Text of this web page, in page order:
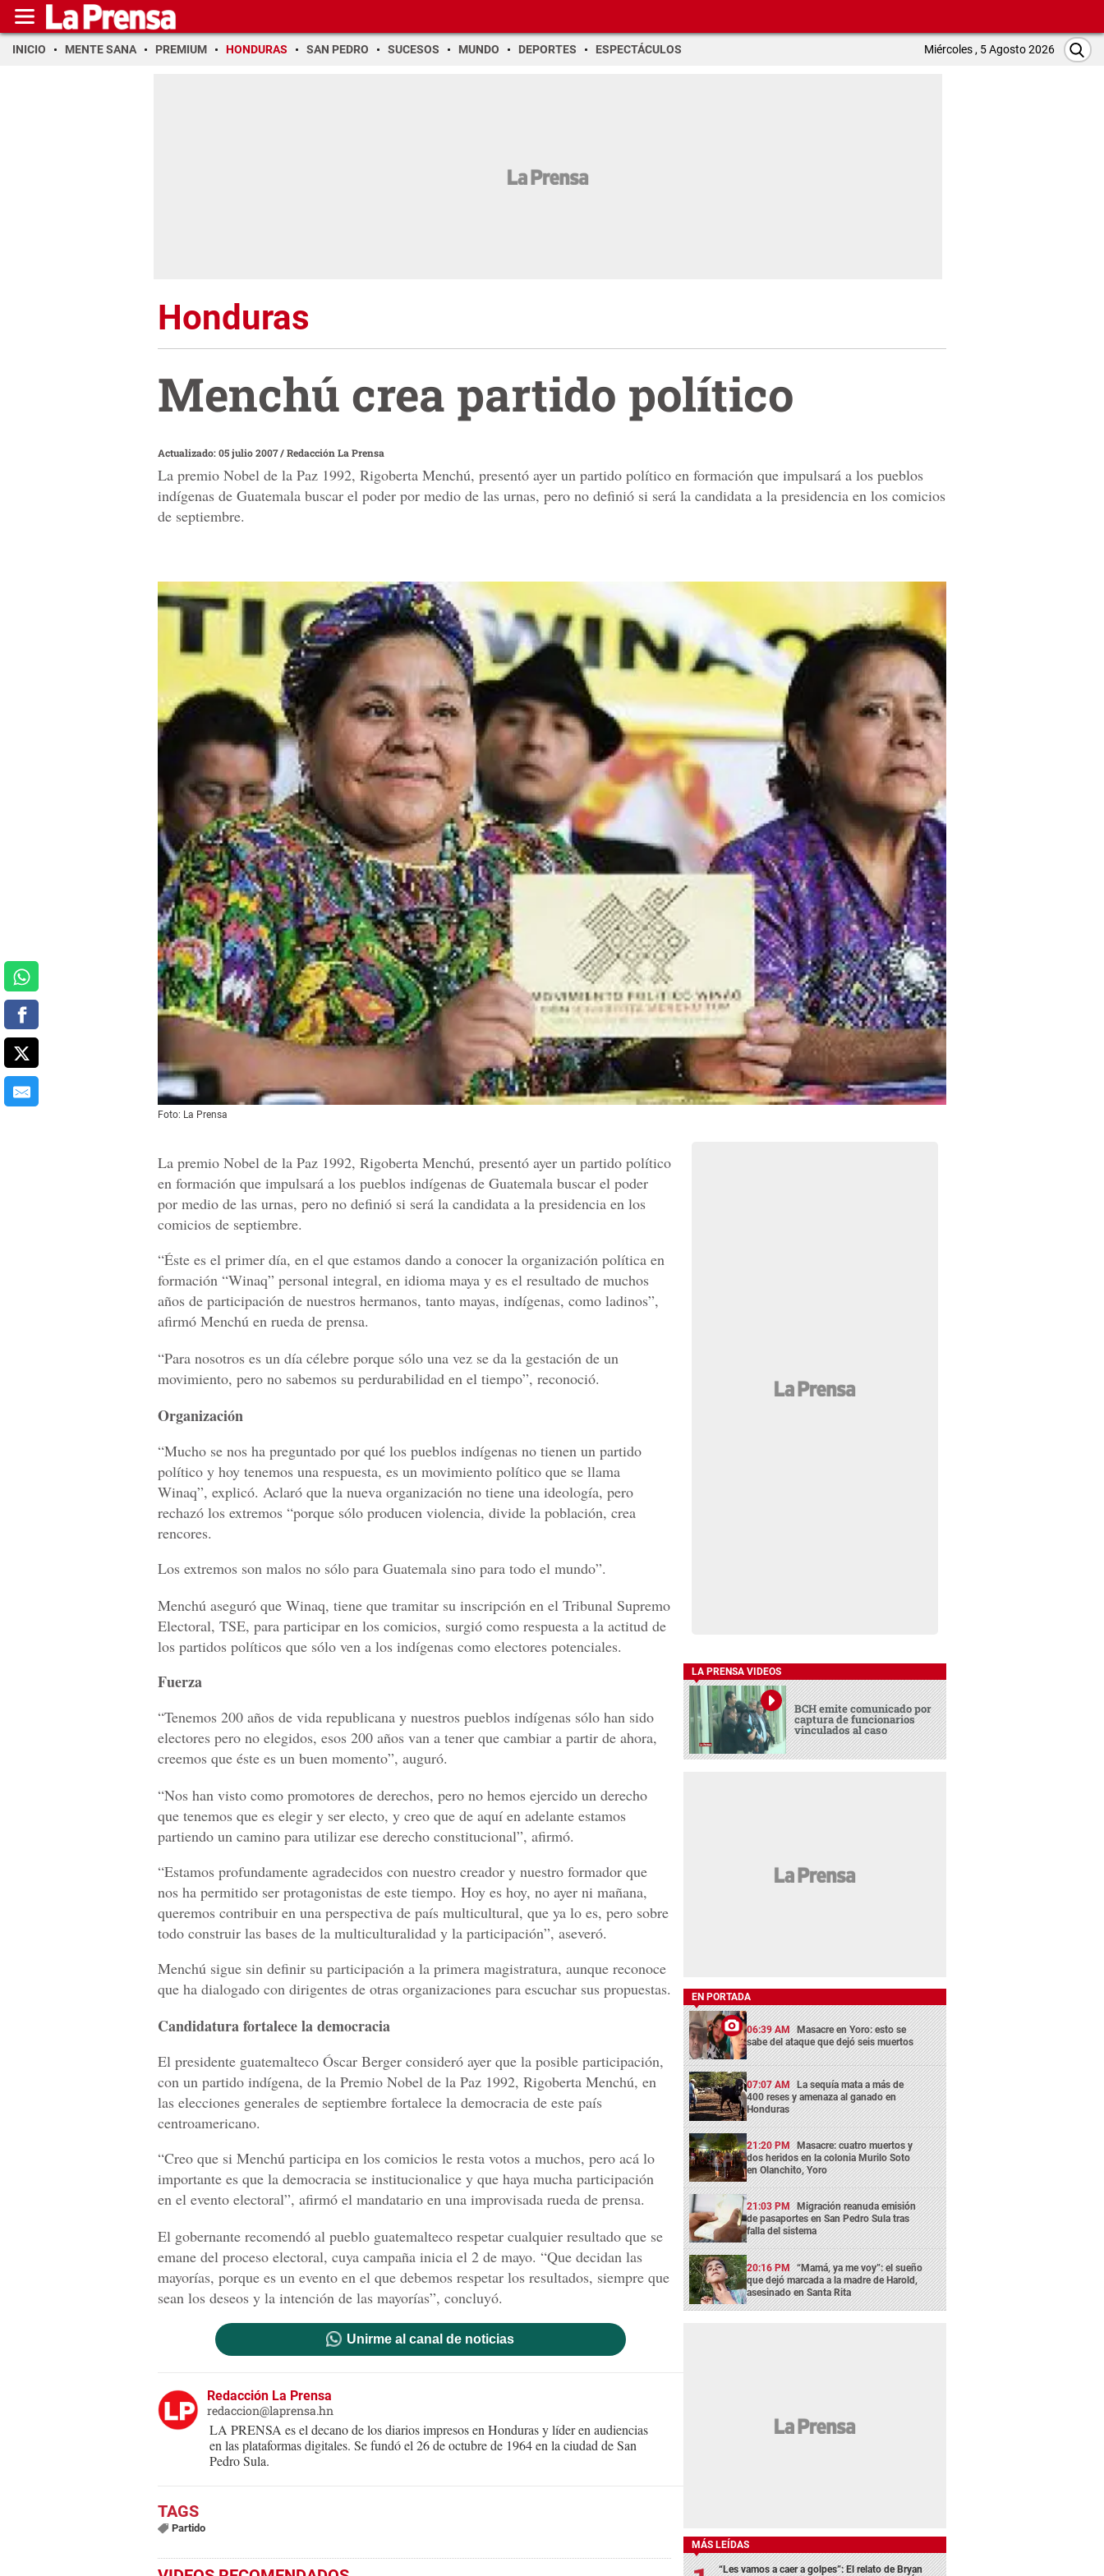
INICIO MENTE SANA PREMIUM HONDURAS SAN PEDRO SUCESOS MUNDO DEPORTES ESPECTÁCULOS Miércoles , 5 Agosto 2026
Honduras
Menchú crea partido político
Actualizado: 05 julio 2007/Redacción La Prensa
La premio Nobel de la Paz 1992, Rigoberta Menchú, presentó ayer un partido político en formación que impulsará a los pueblos
indígenas de Guatemala buscar el poder por medio de las urnas, pero no definió si será la candidata a la presidencia en los comicios
de septiembre.
Foto: La Prensa
La premio Nobel de la Paz 1992, Rigoberta Menchú, presentó ayer un partido político
en formación que impulsará a los pueblos indígenas de Guatemala buscar el poder
por medio de las urnas, pero no definió si será la candidata a la presidencia en los
comicios de septiembre.
“Éste es el primer día, en el que estamos dando a conocer la organización política en
formación “Winaq” personal integral, en idioma maya y es el resultado de muchos
años de participación de nuestros hermanos, tanto mayas, indígenas, como ladinos”,
afirmó Menchú en rueda de prensa.
“Para nosotros es un día célebre porque sólo una vez se da la gestación de un
movimiento, pero no sabemos su perdurabilidad en el tiempo”, reconoció.
Organización
“Mucho se nos ha preguntado por qué los pueblos indígenas no tienen un partido
político y hoy tenemos una respuesta, es un movimiento político que se llama
Winaq”, explicó. Aclaró que la nueva organización no tiene una ideología, pero
rechazó los extremos “porque sólo producen violencia, divide la población, crea
rencores.
Los extremos son malos no sólo para Guatemala sino para todo el mundo”.
Menchú aseguró que Winaq, tiene que tramitar su inscripción en el Tribunal Supremo
Electoral, TSE, para participar en los comicios, surgió como respuesta a la actitud de
los partidos políticos que sólo ven a los indígenas como electores potenciales.
Fuerza
“Tenemos 200 años de vida republicana y nuestros pueblos indígenas sólo han sido
electores pero no elegidos, esos 200 años van a tener que cambiar a partir de ahora,
creemos que éste es un buen momento”, auguró.
“Nos han visto como promotores de derechos, pero no hemos ejercido un derecho
que tenemos que es elegir y ser electo, y creo que de aquí en adelante estamos
partiendo un camino para utilizar ese derecho constitucional”, afirmó.
“Estamos profundamente agradecidos con nuestro creador y nuestro formador que
nos ha permitido ser protagonistas de este tiempo. Hoy es hoy, no ayer ni mañana,
queremos contribuir en una perspectiva de país multicultural, que ya lo es, pero sobre
todo construir las bases de la multiculturalidad y la participación”, aseveró.
Menchú sigue sin definir su participación a la primera magistratura, aunque reconoce
que ha dialogado con dirigentes de otras organizaciones para escuchar sus propuestas.
Candidatura fortalece la democracia
El presidente guatemalteco Óscar Berger consideró ayer que la posible participación,
con un partido indígena, de la Premio Nobel de la Paz 1992, Rigoberta Menchú, en
las elecciones generales de septiembre fortalece la democracia de este país
centroamericano.
“Creo que si Menchú participa en los comicios le resta votos a muchos, pero acá lo
importante es que la democracia se institucionalice y que haya mucha participación
en el evento electoral”, afirmó el mandatario en una improvisada rueda de prensa.
El gobernante recomendó al pueblo guatemalteco respetar cualquier resultado que se
emane del proceso electoral, cuya campaña inicia el 2 de mayo. “Que decidan las
mayorías, porque es un evento en el que debemos respetar los resultados, siempre que
sean los deseos y la intención de las mayorías”, concluyó.
Unirme al canal de noticias
Redacción La Prensa
redaccion@laprensa.hn
LA PRENSA es el decano de los diarios impresos en Honduras y líder en audiencias
en las plataformas digitales. Se fundó el 26 de octubre de 1964 en la ciudad de San
Pedro Sula.
Partido
LA PRENSA VIDEOS
BCH emite comunicado por
captura de funcionarios
vinculados al caso
EN PORTADA
06:39 AM Masacre en Yoro: esto se
sabe del ataque que dejó seis muertos
07:07 AM La sequía mata a más de
400 reses y amenaza al ganado en
Honduras
21:20 PM Masacre: cuatro muertos y
dos heridos en la colonia Murilo Soto
en Olanchito, Yoro
21:03 PM Migración reanuda emisión
de pasaportes en San Pedro Sula tras
falla del sistema
20:16 PM “Mamá, ya me voy”: el sueño
que dejó marcada a la madre de Harold,
asesinado en Santa Rita
MÁS LEÍDAS
“Les vamos a caer a golpes”: El relato de Bryan